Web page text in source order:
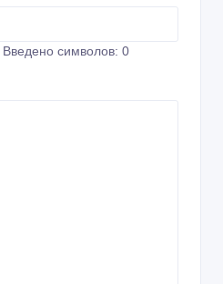
Введено символов: 0